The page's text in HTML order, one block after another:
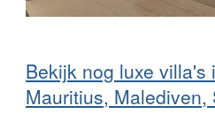
Bekijk nog luxe villa's
Mauritius,